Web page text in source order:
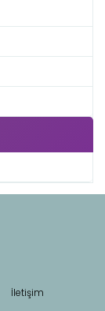
İletişim